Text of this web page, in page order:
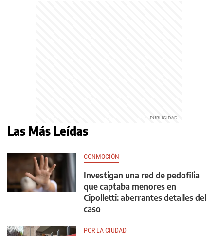
Las Más Leídas
CONMOCIÓN
Investigan una red de pedofilia
que captaba menores en
Cipolletti: aberrantes detalles del
caso
POR LA CIUDAD